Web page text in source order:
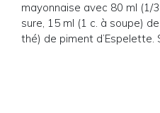
mayonnaise avec 80 ml (1/
sure, 15 ml (1 c. à soupe)
thé) de piment d’Espelette.